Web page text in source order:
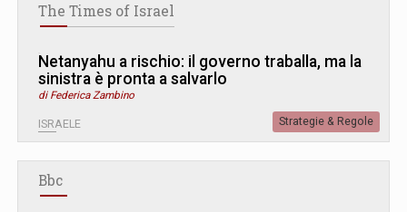
The Times of Israel
Netanyahu a rischio: il governo traballa, ma la
sinistra è pronta a salvarlo
di Federica Zambino
ISRAELE Strategie & Regole
Bbc